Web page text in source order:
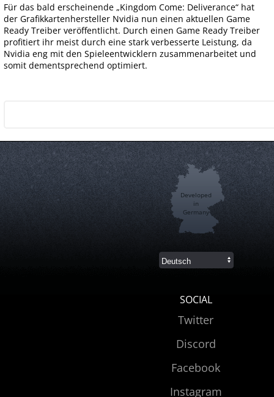
Für das bald erscheinende „Kingdom Come: Deliverance“ hat
der Grafikkartenhersteller Nvidia nun einen aktuellen Game
Ready Treiber veröffentlicht. Durch einen Game Ready Treiber
profitiert ihr meist durch eine stark verbesserte Leistung, da
Nvidia eng mit den Spieleentwicklern zusammenarbeitet und
somit dementsprechend optimiert.
Developed
in
Germany
SOCIAL
Twitter
Discord
Facebook
Instagram